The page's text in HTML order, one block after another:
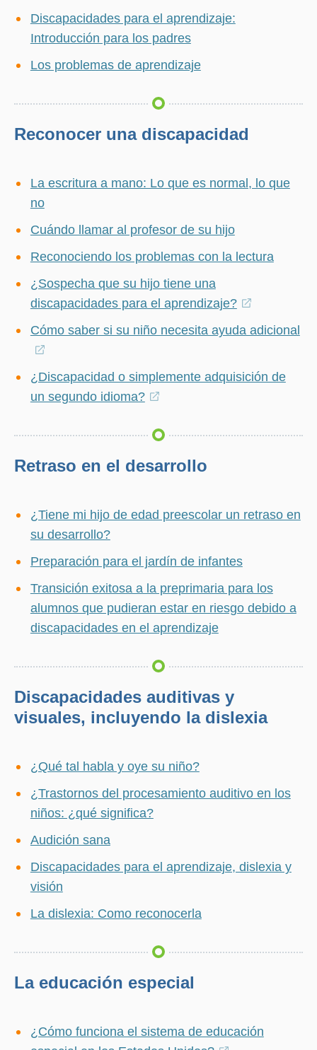
Discapacidades para el aprendizaje:
Introducción para los padres
Los problemas de aprendizaje
Reconocer una discapacidad
La escritura a mano: Lo que es normal, lo que
no
Cuándo llamar al profesor de su hijo
Reconociendo los problemas con la lectura
¿Sospecha que su hijo tiene una
discapacidades para el aprendizaje?
(opens
window)
Cómo saber si su niño necesita ayuda adicional
(opens
in
¿Discapacidad o simplemente adquisición de
un segundo idioma?
(opens
a
window)
Retraso en el desarrollo
¿Tiene mi hijo de edad preescolar un retraso en
su desarrollo?
Preparación para el jardín de infantes
Transición exitosa a la preprimaria para los
alumnos que pudieran estar en riesgo debido a
discapacidades en el aprendizaje
Discapacidades auditivas y
visuales, incluyendo la dislexia
¿Qué tal habla y oye su niño?
¿Trastornos del procesamiento auditivo en los
niños: ¿qué significa?
Audición sana
Discapacidades para el aprendizaje, dislexia y
visión
La dislexia: Como reconocerla
La educación especial
¿Cómo funciona el sistema de educación